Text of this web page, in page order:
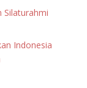
Silaturahmi
Indonesia